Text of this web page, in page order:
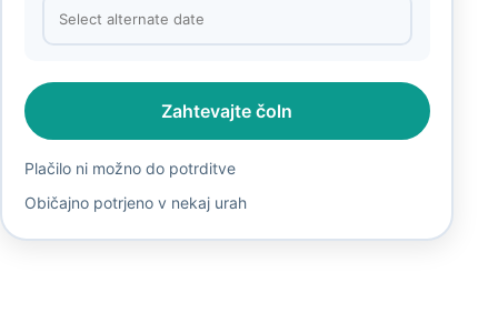
Zahtevajte čoln
Plačilo ni možno do potrditve
Običajno potrjeno v nekaj urah